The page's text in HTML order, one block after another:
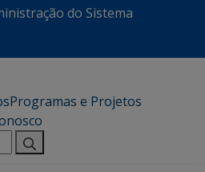
do Sistema
Programas e Projetos